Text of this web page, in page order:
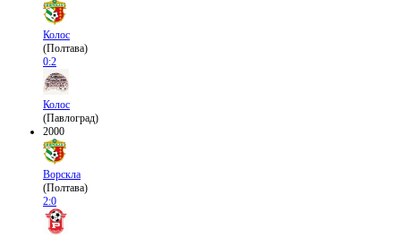
Колос
(Полтава)
0:2
Колос
(Павлоград)
2000
Ворскла
(Полтава)
2:0